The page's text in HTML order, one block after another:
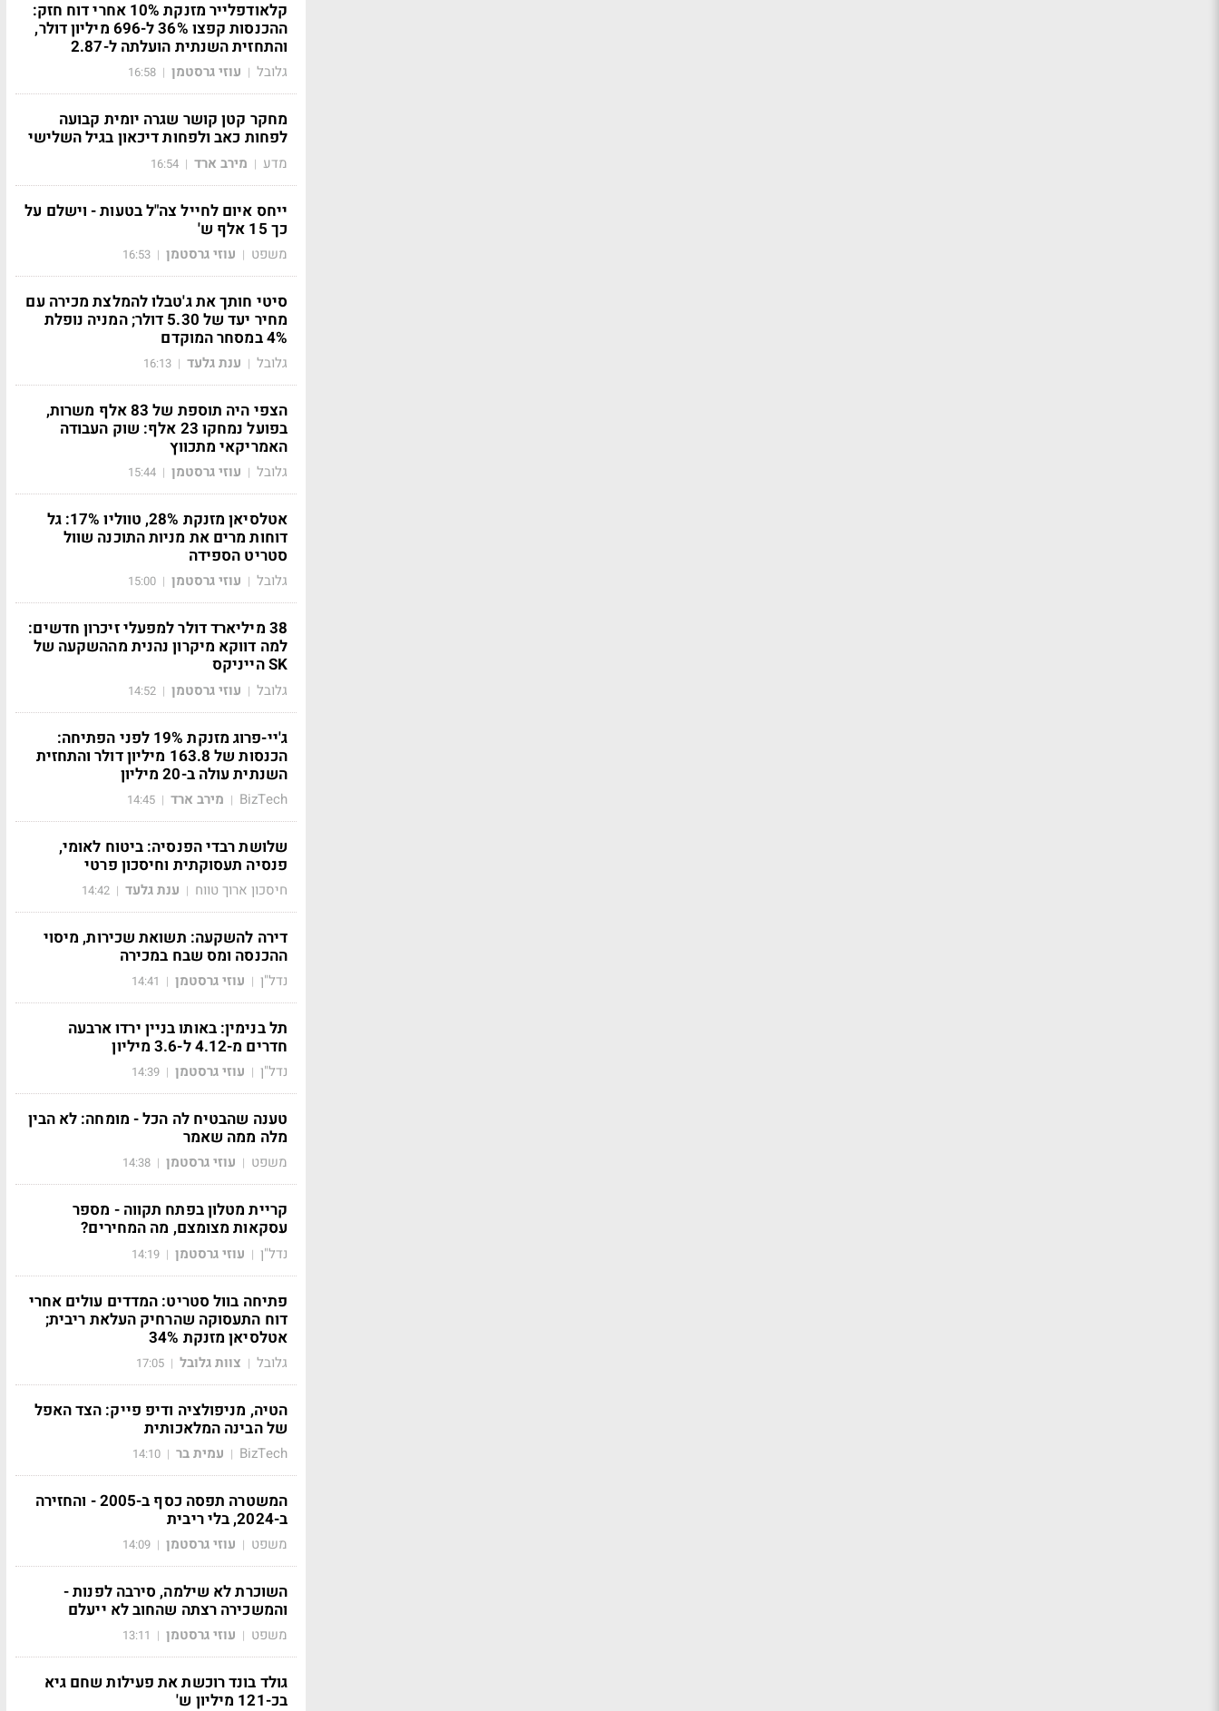
קלאודפלייר מזנקת 10% אחרי דוח חזק:
ההכנסות קפצו 36% ל-696 מיליון דולר,
והתחזית השנתית הועלתה ל-2.87
גלובל | עוזי גרסטמן |
16:58
מחקר קטן קושר שגרה יומית קבועה
לפחות כאב ולפחות דיכאון בגיל השלישי
מדע | מירב ארד |
16:54
ייחס איום לחייל צה"ל בטעות - וישלם על
כך 15 אלף ש'
משפט | עוזי גרסטמן |
16:53
סיטי חותך את ג'טבלו להמלצת מכירה עם
מחיר יעד של 5.30 דולר; המניה נופלת
4% במסחר המוקדם
גלובל | ענת גלעד |
16:13
הצפי היה תוספת של 83 אלף משרות,
בפועל נמחקו 23 אלף: שוק העבודה
האמריקאי מתכווץ
גלובל | עוזי גרסטמן |
15:44
אטלסיאן מזנקת 28%, טווליו 17%: גל
דוחות מרים את מניות התוכנה שוול
סטריט הספידה
גלובל | עוזי גרסטמן |
15:00
38 מיליארד דולר למפעלי זיכרון חדשים:
למה דווקא מיקרון נהנית מההשקעה של
SK הייניקס
גלובל | עוזי גרסטמן |
14:52
ג'יי-פרוג מזנקת 19% לפני הפתיחה:
הכנסות של 163.8 מיליון דולר והתחזית
השנתית עולה ב-20 מיליון
BizTech
| מירב ארד |
14:45
שלושת רבדי הפנסיה: ביטוח לאומי,
פנסיה תעסוקתית וחיסכון פרטי
חיסכון ארוך טווח | ענת גלעד |
14:42
דירה להשקעה: תשואת שכירות, מיסוי
ההכנסה ומס שבח במכירה
נדל"ן | עוזי גרסטמן |
14:41
תל בנימין: באותו בניין ירדו ארבעה
חדרים מ-4.12 ל-3.6 מיליון
נדל"ן | עוזי גרסטמן |
14:39
טענה שהבטיח לה הכל - מומחה: לא הבין
מלה ממה שאמר
משפט | עוזי גרסטמן |
14:38
קריית מטלון בפתח תקווה - מספר
עסקאות מצומצם, מה המחירים?
נדל"ן | עוזי גרסטמן |
14:19
פתיחה בוול סטריט: המדדים עולים אחרי
דוח התעסוקה שהרחיק העלאת ריבית;
אטלסיאן מזנקת 34%
גלובל | צוות גלובל |
17:05
הטיה, מניפולציה ודיפ פייק: הצד האפל
של הבינה המלאכותית
BizTech
| עמית בר |
14:10
המשטרה תפסה כסף ב-2005 - והחזירה
ב-2024, בלי ריבית
משפט | עוזי גרסטמן |
14:09
השוכרת לא שילמה, סירבה לפנות -
והמשכירה רצתה שהחוב לא ייעלם
משפט | עוזי גרסטמן |
13:11
גולד בונד רוכשת את פעילות שחם גיא
בכ-121 מיליון ש'